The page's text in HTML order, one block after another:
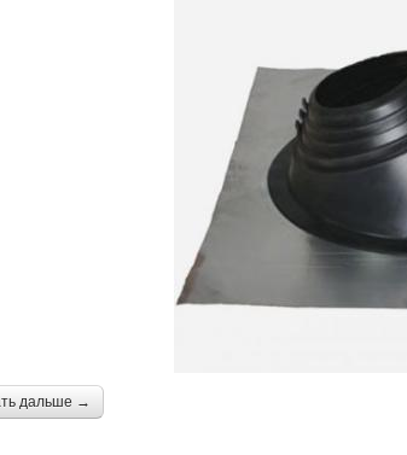
дальше →